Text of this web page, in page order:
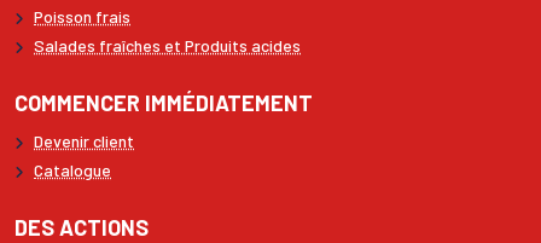
Poisson frais
Salades fraîches et Produits acides
COMMENCER IMMÉDIATEMENT
Devenir client
Catalogue
DES ACTIONS